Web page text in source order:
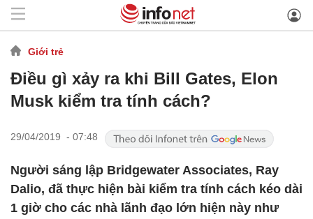
Giới trẻ
Điều gì xảy ra khi Bill Gates, Elon
Musk kiểm tra tính cách?
29/04/2019 - 07:48
Người sáng lập Bridgewater Associates, Ray
Dalio, đã thực hiện bài kiểm tra tính cách kéo dài
1 giờ cho các nhà lãnh đạo lớn hiện này như